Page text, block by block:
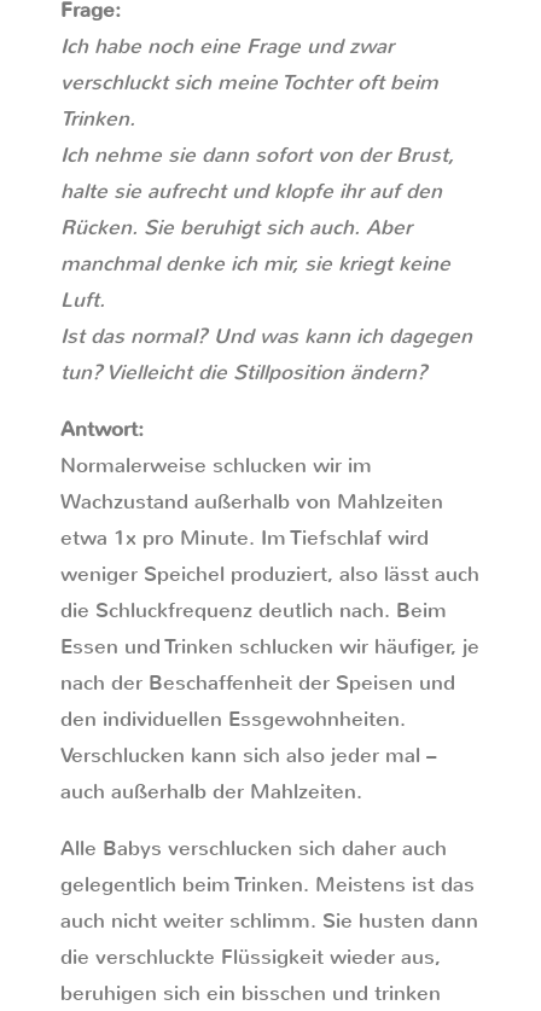
Frage:
Ich habe noch eine Frage und zwar
verschluckt sich meine Tochter oft beim
Trinken.
Ich nehme sie dann sofort von der Brust,
halte sie aufrecht und klopfe ihr auf den
Rücken. Sie beruhigt sich auch. Aber
manchmal denke ich mir, sie kriegt keine
Luft.
Ist das normal? Und was kann ich dagegen
tun? Vielleicht die Stillposition ändern?
Antwort:
Normalerweise schlucken wir im
Wachzustand außerhalb von Mahlzeiten
etwa 1x pro Minute. Im Tiefschlaf wird
weniger Speichel produziert, also lässt auch
die Schluckfrequenz deutlich nach. Beim
Essen und Trinken schlucken wir häufiger, je
nach der Beschaffenheit der Speisen und
den individuellen Essgewohnheiten.
Verschlucken kann sich also jeder mal –
auch außerhalb der Mahlzeiten.
Alle Babys verschlucken sich daher auch
gelegentlich beim Trinken. Meistens ist das
auch nicht weiter schlimm. Sie husten dann
die verschluckte Flüssigkeit wieder aus,
beruhigen sich ein bisschen und trinken